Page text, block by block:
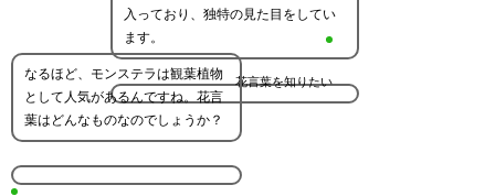
入っており、独特の見た目をしてい
ます。
花言葉を知りたい
なるほど、モンステラは観葉植物
として人気があるんですね。花言
葉はどんなものなのでしょうか？